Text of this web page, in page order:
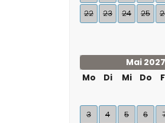
22
23 24 25
Mai 2027
Mo
Di Mi Do
3
4 5 6